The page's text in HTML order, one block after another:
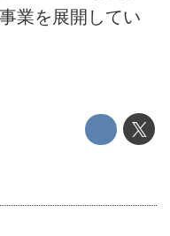
業を展開してい